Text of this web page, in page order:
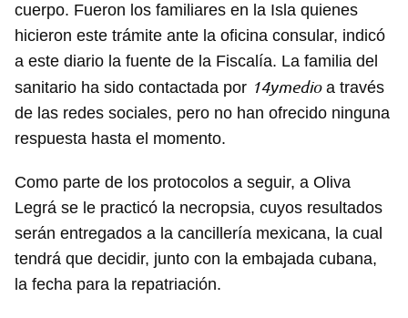
cuerpo. Fueron los familiares en la Isla quienes
hicieron este trámite ante la oficina consular, indicó
a este diario la fuente de la Fiscalía. La familia del
sanitario ha sido contactada por 14ymedioa través
de las redes sociales, pero no han ofrecido ninguna
respuesta hasta el momento.
Como parte de los protocolos a seguir, a Oliva
Legrá se le practicó la necropsia, cuyos resultados
serán entregados a la cancillería mexicana, la cual
tendrá que decidir, junto con la embajada cubana,
la fecha para la repatriación.